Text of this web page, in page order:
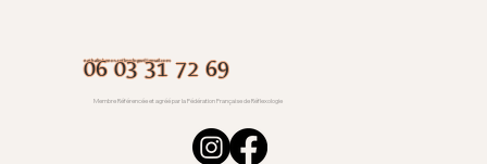
nathalie.bunos.reflexologue@gmail.com
06 03 31 72 69
Membre Référencée et agréé par la Fédération Française de Réflexologie